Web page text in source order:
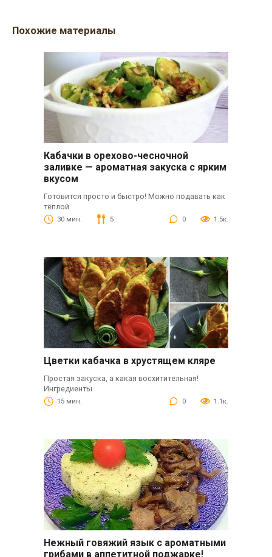
Похожие материалы
Кабачки в орехово-чесночной
заливке — ароматная закуска с ярким
вкусом
Готовится просто и быстро! Можно подавать как
тёплой
30 мин. 5 0 1.5к.
Цветки кабачка в хрустящем кляре
Простая закуска, а какая восхитительная!
Ингредиенты
15 мин. 0 1.1к.
Нежный говяжий язык с ароматными
грибами в аппетитной поджарке!